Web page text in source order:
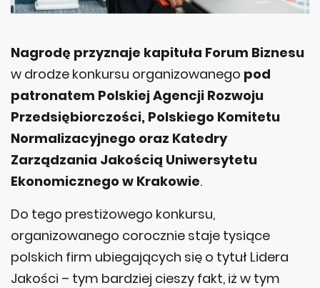
Nagrodę przyznaje kapituła Forum Biznesu
w drodze konkursu organizowanego pod
patronatem Polskiej Agencji Rozwoju
Przedsiębiorczości, Polskiego Komitetu
Normalizacyjnego oraz Katedry
Zarządzania Jakością Uniwersytetu
Ekonomicznego w Krakowie.
Do tego prestiżowego konkursu,
organizowanego corocznie staje tysiące
polskich firm ubiegających się o tytuł Lidera
Jakości – tym bardziej cieszy fakt, iż w tym